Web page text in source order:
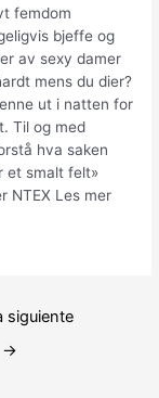
femdom
bjeffe og
av sexy damer
mens du dier?
ut i natten for
Til og med
hva saken
et smalt felt»
NTEX Les mer
siguiente
→